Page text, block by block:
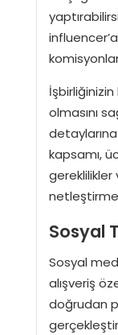
olmasını
kapsamı,
gereklilikler
Sosyal
Sosyal
alışveriş
doğrudan